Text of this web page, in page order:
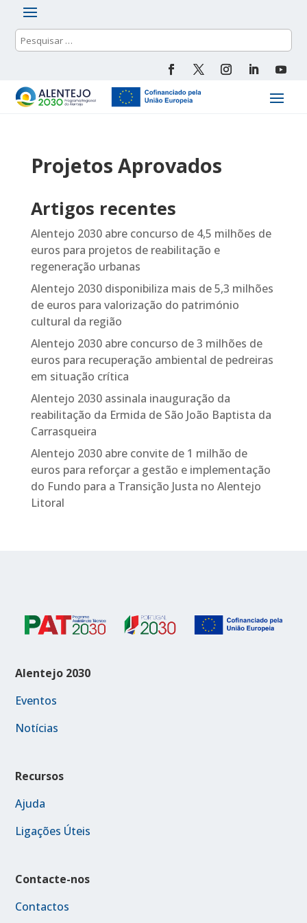
Projetos Aprovados
Artigos recentes
Alentejo 2030 abre concurso de 4,5 milhões de
euros para projetos de reabilitação e
regeneração urbanas
Alentejo 2030 disponibiliza mais de 5,3 milhões
de euros para valorização do património
cultural da região
Alentejo 2030 abre concurso de 3 milhões de
euros para recuperação ambiental de pedreiras
em situação crítica
Alentejo 2030 assinala inauguração da
reabilitação da Ermida de São João Baptista da
Carrasqueira
Alentejo 2030 abre convite de 1 milhão de
euros para reforçar a gestão e implementação
do Fundo para a Transição Justa no Alentejo
Litoral
Alentejo 2030
Eventos
Notícias
Recursos
Ajuda
Ligações Úteis
Contacte-nos
Contactos